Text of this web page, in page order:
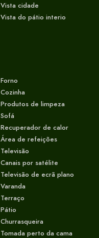
Vista cidade
Vista do pátio interio
Forno
Cozinha
Produtos de limpeza
Sofá
Recuperador de calor
Área de refeições
Televisão
Canais por satélite
Televisão de ecrã plano
Varanda
Terraço
Pátio
Churrasqueira
Tomada perto da cama